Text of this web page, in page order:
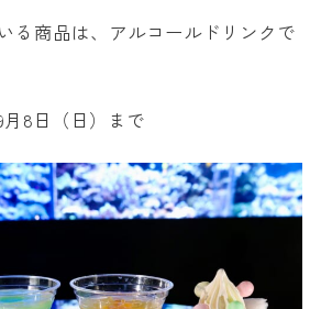
る商品は、アルコールドリンクで
月8日（日）まで